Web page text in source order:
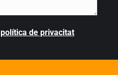
política de privacitat